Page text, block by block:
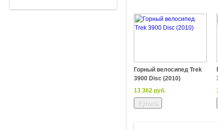
Горный велосипед Trek
3900 Disc (2010)
13 362 руб.